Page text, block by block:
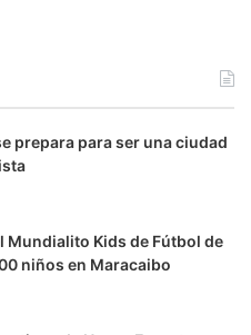
prepara para ser una ciudad
Mundialito Kids de Fútbol de
niños en Maracaibo